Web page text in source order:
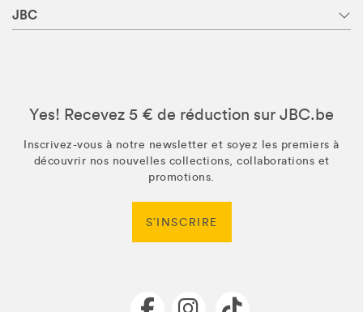
JBC
Yes! Recevez 5 € de réduction sur JBC.be
Inscrivez-vous à notre newsletter et soyez les premiers à
découvrir nos nouvelles collections, collaborations et
promotions.
S’INSCRIRE